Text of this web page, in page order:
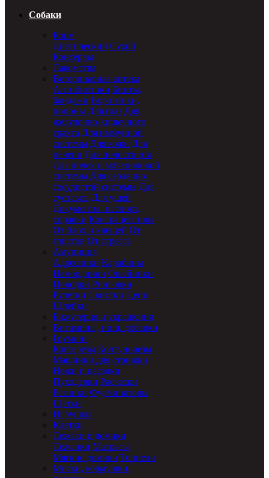
Собаки
Корм
Диетический Сухой
Консервы
Лакомства
Ветеринарная аптека
Антибиотики Бинты,
бандажи Воротники,
попоны Для глаз Для
желудочно-кишечного
тракта Для иммунной
системы Для кожи Для
печени Для полости рта
Для почек и мочеполовой
системы Для сердечно-
сосудистой системы Для
суставов Для ушей
Документы: паспорт,
справки Контрацептивы
От блох и клещей От
глистов От стресса
Амуниция
Адресники Карабины
Намордники Ошейники
Поводки Ринговки
Рулетки Свистки Цепи
Шлейки
Бижутерия и украшения
Витамины, пищ. добавки
Груминг
Когтерезы Колтунорезы
Машинки для стрижки
Ножи и насадки
Пуходерки Расчески
Резинки Фурминаторы
Щетки
Игрушки
Клетки
Лежаки и домики
Лежанки Матрасы
Мягкие домики Тоннели
Миски, кормушки,